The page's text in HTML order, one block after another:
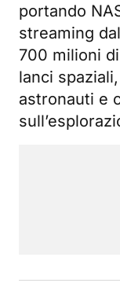
portando
streaming
700 milioni
lanci
astronauti e